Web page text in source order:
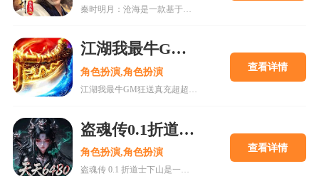
江湖我最牛GM狂送真充超超变手游
角色扮演,角色扮演
江湖我最牛GM狂送真充超超变版是一款经典复古传奇手游，主打热血战斗与畅享传奇体验。游戏提供GM送真充、登录礼包、杀怪爆充等丰富福利，支持多种职业选择和万人攻城玩法。玩家可通过挂机升级、挖矿打金、装备合成等方式提升战力，适合喜欢传奇怀旧与变态福利的玩家。游戏画面精致，技能特效炫酷，操作简单易上手，是值得一试的传奇类手游。
查看详情
盗魂传0.1折道士下山手游
角色扮演,角色扮演
盗魂传 0.1 折道士下山是一款国风修仙题材的角色扮演游戏，玩家扮演道士下山历练，体验精美画面和丰富剧情。游戏提供0.1折充值优惠，福利多多，包括登录送VIP、离线挂机、多种职业选择等。玩法涵盖副本挑战、竞技场PK、公会系统等，适合各类玩家。更新日志新增副本、优化技能特效，提升游戏体验。关注游戏活动，合理分配资源，可快速提升战力，享受修仙乐趣。
查看详情